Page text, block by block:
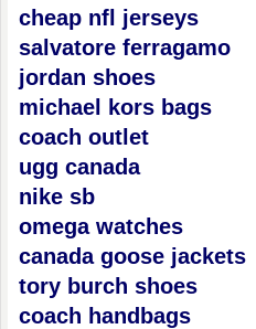
cheap nfl jerseys
salvatore ferragamo
jordan shoes
michael kors bags
coach outlet
ugg canada
nike sb
omega watches
canada goose jackets
tory burch shoes
coach handbags